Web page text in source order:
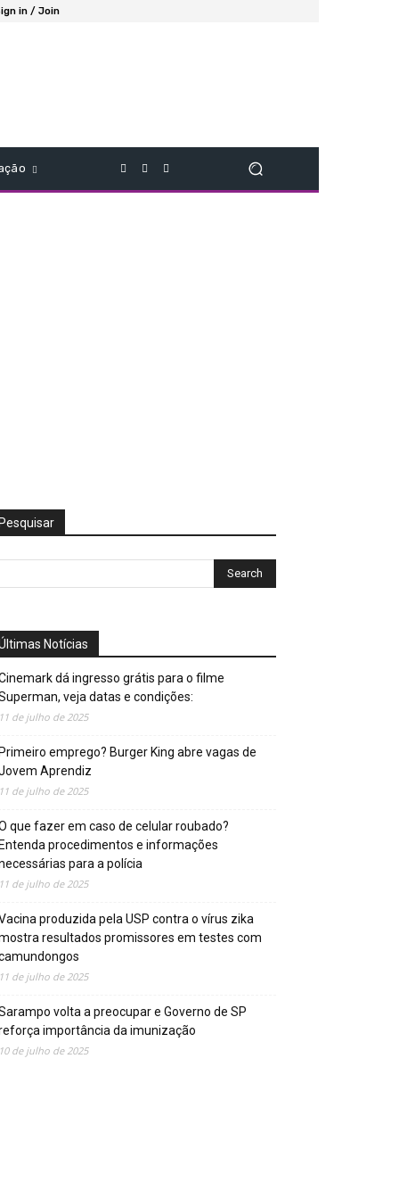
in / Join
Notícias
dá ingresso grátis para o filme
veja datas e condições:
de julho de 2025
emprego? Burger King abre vagas de
Aprendiz
de julho de 2025
que fazer em caso de celular roubado?
procedimentos e informações
para a polícia
de julho de 2025
produzida pela USP contra o vírus zika
resultados promissores em testes com
de julho de 2025
volta a preocupar e Governo de SP
importância da imunização
de julho de 2025